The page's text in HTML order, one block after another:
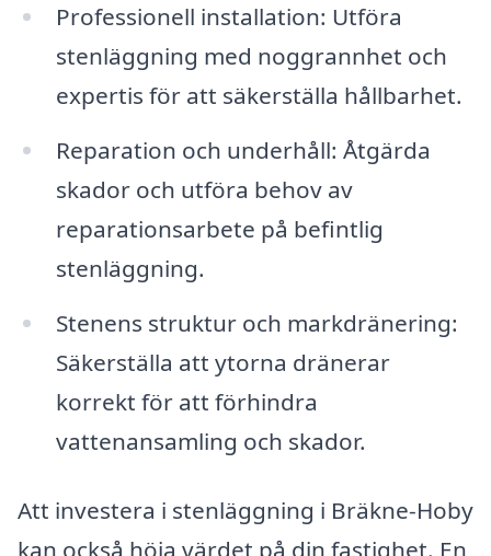
Professionell installation: Utföra
stenläggning med noggrannhet och
expertis för att säkerställa hållbarhet.
Reparation och underhåll: Åtgärda
skador och utföra behov av
reparationsarbete på befintlig
stenläggning.
Stenens struktur och markdränering:
Säkerställa att ytorna dränerar
korrekt för att förhindra
vattenansamling och skador.
Att investera i stenläggning i Bräkne-Hoby